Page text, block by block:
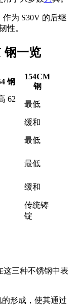
作为 S30V 的后继
性。
钢一览
钢
154CM
钢
62
最低
缓和
最低
最低
缓和
传统铸
锭
这三种不锈钢中表
形成，使其通过